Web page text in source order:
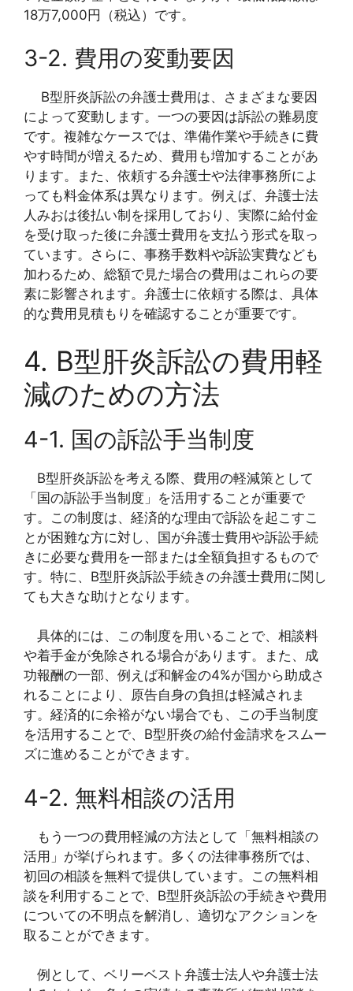
18万7,000円（税込）です。
3-2. 費用の変動要因
B型肝炎訴訟の弁護士費用は、さまざまな要因
によって変動します。一つの要因は訴訟の難易度
です。複雑なケースでは、準備作業や手続きに費
やす時間が増えるため、費用も増加することがあ
ります。また、依頼する弁護士や法律事務所によ
っても料金体系は異なります。例えば、弁護士法
人みおは後払い制を採用しており、実際に給付金
を受け取った後に弁護士費用を支払う形式を取っ
ています。さらに、事務手数料や訴訟実費なども
加わるため、総額で見た場合の費用はこれらの要
素に影響されます。弁護士に依頼する際は、具体
的な費用見積もりを確認することが重要です。
4. B型肝炎訴訟の費用軽
減のための方法
4-1. 国の訴訟手当制度
B型肝炎訴訟を考える際、費用の軽減策として
「国の訴訟手当制度」を活用することが重要で
す。この制度は、経済的な理由で訴訟を起こすこ
とが困難な方に対し、国が弁護士費用や訴訟手続
きに必要な費用を一部または全額負担するもので
す。特に、B型肝炎訴訟手続きの弁護士費用に関し
ても大きな助けとなります。
具体的には、この制度を用いることで、相談料
や着手金が免除される場合があります。また、成
功報酬の一部、例えば和解金の4%が国から助成さ
れることにより、原告自身の負担は軽減されま
す。経済的に余裕がない場合でも、この手当制度
を活用することで、B型肝炎の給付金請求をスムー
ズに進めることができます。
4-2. 無料相談の活用
もう一つの費用軽減の方法として「無料相談の
活用」が挙げられます。多くの法律事務所では、
初回の相談を無料で提供しています。この無料相
談を利用することで、B型肝炎訴訟の手続きや費用
についての不明点を解消し、適切なアクションを
取ることができます。
例として、ベリーベスト弁護士法人や弁護士法